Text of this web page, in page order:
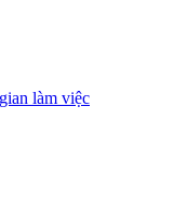
làm việc